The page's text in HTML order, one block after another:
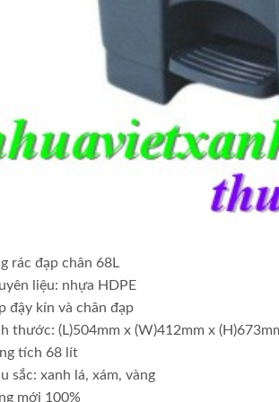
rác đạp chân 68L
liệu: nhựa HDPE
đậy kín và chân đạp
thước: (L)504mm x (W)412mm x
tích 68 lít
sắc: xanh lá, xám, vàng
mới 100%